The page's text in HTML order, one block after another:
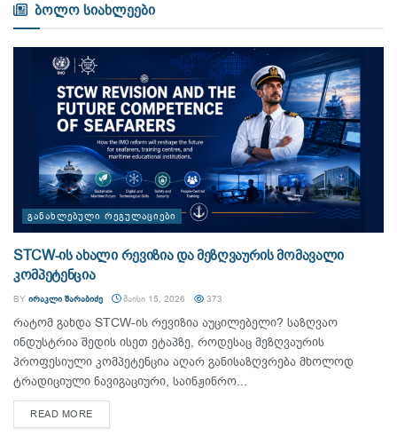
ბოლო სიახლეები
ᲒᲐᲜᲐᲮᲚᲔᲑᲣᲚᲘ ᲠᲔᲒᲣᲚᲐᲪᲘᲔᲑᲘ
STCW-ის ახალი რევიზია და მეზღვაურის მომავალი
კომპეტენცია
BY ᲘᲠᲐᲙᲚᲘ ᲨᲐᲠᲐᲑᲘᲫᲔ ᲛᲐᲘᲡᲘ 15, 2026 373
რატომ გახდა STCW-ის რევიზია აუცილებელი? საზღვაო
ინდუსტრია შედის ისეთ ეტაპზე, როდესაც მეზღვაურის
პროფესიული კომპეტენცია აღარ განისაზღვრება მხოლოდ
ტრადიციული ნავიგაციური, საინჟინრო...
READ MOREDETAILS